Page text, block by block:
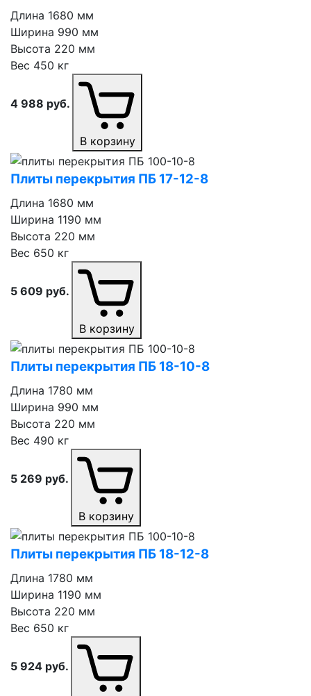
Длина 1680 мм
Ширина 990 мм
Высота 220 мм
Вес 450 кг
4 988 руб.
В корзину
Плиты перекрытия ПБ 17⁠-⁠12⁠-⁠8
Длина 1680 мм
Ширина 1190 мм
Высота 220 мм
Вес 650 кг
5 609 руб.
В корзину
Плиты перекрытия ПБ 18⁠-⁠10⁠-⁠8
Длина 1780 мм
Ширина 990 мм
Высота 220 мм
Вес 490 кг
5 269 руб.
В корзину
Плиты перекрытия ПБ 18⁠-⁠12⁠-⁠8
Длина 1780 мм
Ширина 1190 мм
Высота 220 мм
Вес 650 кг
5 924 руб.